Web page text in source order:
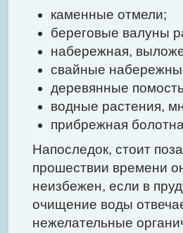
каменные отмели;
береговые валуны
набережная,
свайные
деревянные
водные растения,
прибрежная
Напоследок, стоит
прошествии времени
неизбежен, если в
очищение воды
нежелательные